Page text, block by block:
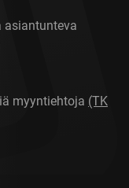
asiantunteva
myyntiehtoja (TK